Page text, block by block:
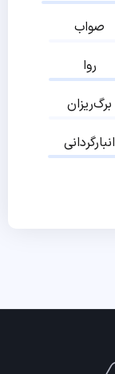
صواب
روا
برگ‌ریزان
انبارگردانی